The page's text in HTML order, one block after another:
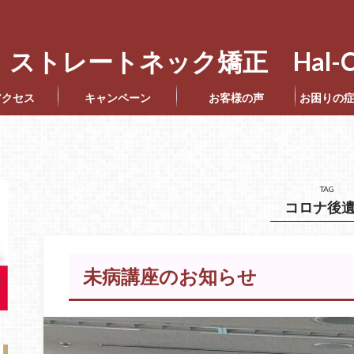
トレートネック矯正
セス キャンペーン お客様の声 お困りの
TAG
コロナ後
未病講座のお知らせ